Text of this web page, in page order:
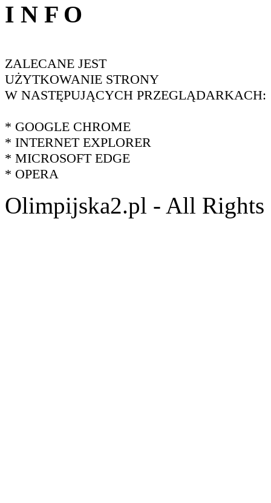
I N F O
ZALECANE JEST
UŻYTKOWANIE STRONY
W NASTĘPUJĄCYCH PRZEGLĄDARKACH:
* GOOGLE CHROME
* INTERNET EXPLORER
* MICROSOFT EDGE
* OPERA
Olimpijska2.pl - All Rights